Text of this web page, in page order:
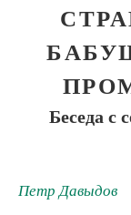
Беседа с
Петр Давыдов